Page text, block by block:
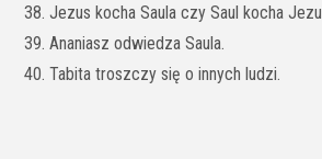
38. Jezus kocha Saula czy Saul kocha
39. Ananiasz odwiedza Saula.
40. Tabita troszczy się o innych ludzi.